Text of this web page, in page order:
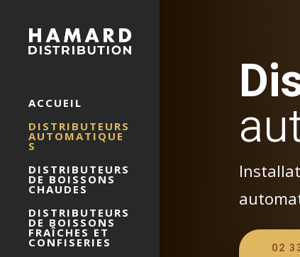
ACCUEIL
DISTRIBUTEURS
AUTOMATIQUE
S
DISTRIBUTEURS
DE BOISSONS
CHAUDES
DISTRIBUTEURS
DE BOISSONS
FRAÎCHES ET
CONFISERIES
02